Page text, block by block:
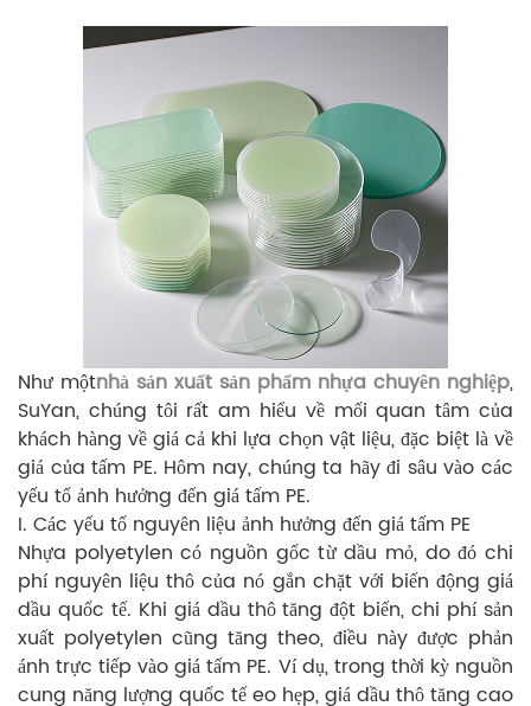
Như mộtnhà sản xuất sản phẩm nhựa chuyên nghiệp,
SuYan, chúng tôi rất am hiểu về mối quan tâm của
khách hàng về giá cả khi lựa chọn vật liệu, đặc biệt là về
giá của tấm PE. Hôm nay, chúng ta hãy đi sâu vào các
yếu tố ảnh hưởng đến giá tấm PE.
I. Các yếu tố nguyên liệu ảnh hưởng đến giá tấm PE
Nhựa polyetylen có nguồn gốc từ dầu mỏ, do đó chi
phí nguyên liệu thô của nó gắn chặt với biến động giá
dầu quốc tế. Khi giá dầu thô tăng đột biến, chi phí sản
xuất polyetylen cũng tăng theo, điều này được phản
ánh trực tiếp vào giá tấm PE. Ví dụ, trong thời kỳ nguồn
cung năng lượng quốc tế eo hẹp, giá dầu thô tăng cao